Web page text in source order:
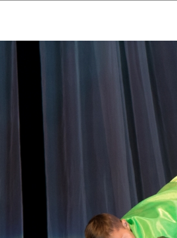
Коллективы Новости